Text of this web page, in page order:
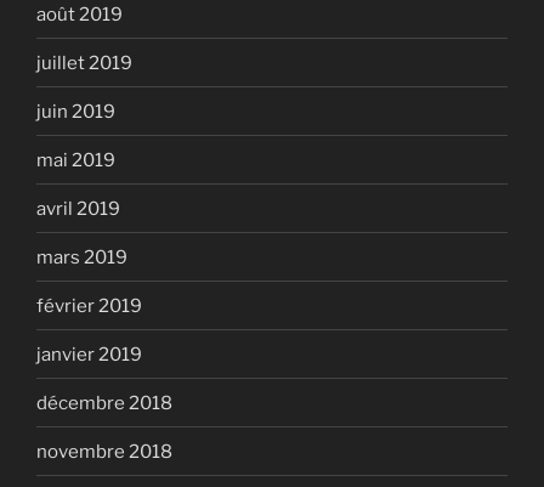
août 2019
juillet 2019
juin 2019
mai 2019
avril 2019
mars 2019
février 2019
janvier 2019
décembre 2018
novembre 2018